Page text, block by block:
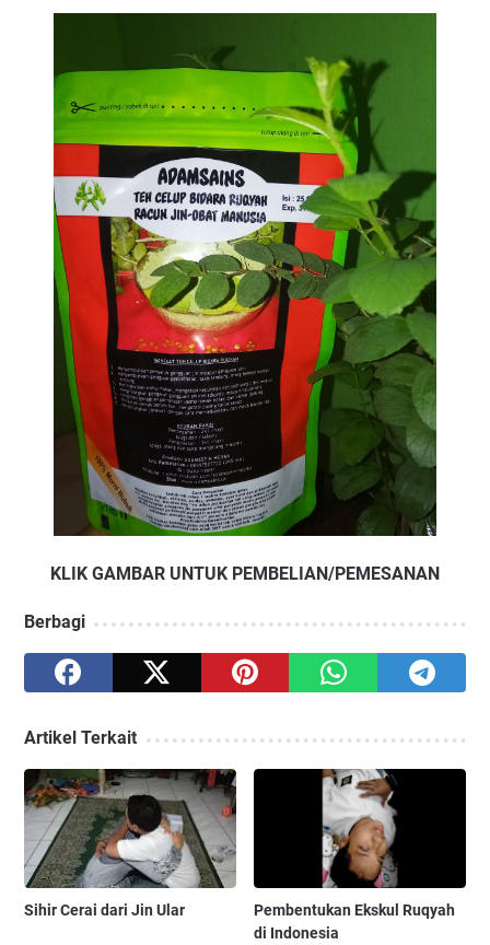
KLIK GAMBAR UNTUK PEMBELIAN/PEMESANAN
Berbagi
Artikel Terkait
Sihir Cerai dari Jin Ular
Pembentukan Ekskul Ruqyah
di Indonesia